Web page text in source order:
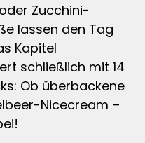
Zucchini-
lassen den Tag
Kapitel
schließlich mit 14
Ob überbackene
Nicecream –